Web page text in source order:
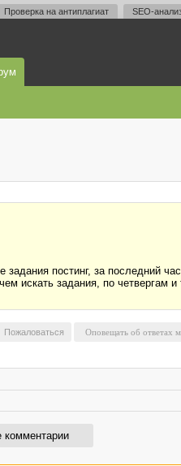
Проверка на антиплагиат SEO-
постинг, за последний
искать задания, по четвергам и
Пожаловаться
комментарии